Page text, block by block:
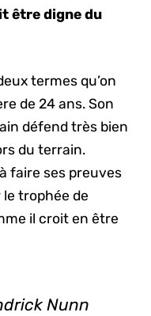
être digne du
termes qu’on
de 24 ans. Son
défend très bien
du terrain.
faire ses preuves
trophée de
il croit en être
Nunn